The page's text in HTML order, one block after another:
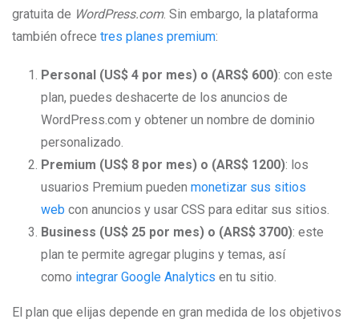
gratuita de WordPress.com. Sin embargo, la plataforma
también ofrece tres planes premium:
Personal (US$ 4 por mes) o (ARS$ 600): con este
plan, puedes deshacerte de los anuncios de
WordPress.com y obtener un nombre de dominio
personalizado.
Premium (US$ 8 por mes) o (ARS$ 1200): los
usuarios Premium pueden monetizar sus sitios
web con anuncios y usar CSS para editar sus sitios.
Business (US$ 25 por mes) o (ARS$ 3700): este
plan te permite agregar plugins y temas, así
como integrar Google Analytics en tu sitio.
El plan que elijas depende en gran medida de los objetivos